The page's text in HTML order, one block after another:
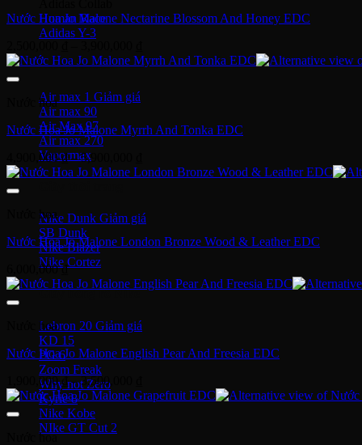
Human Race
Adidas Y-3
Nike Air Max
Air max 1
Air max 90
Air Max 97
Air max 270
Vapormax
Nike Dunk
SB Dunk
Nike Blazer
Nike Cortez
Giày bóng rổ Nike
Lebron 20
KD 15
PG 6
Zoom Freak
Why not Zero
Kyrie 8
Nike Kobe
NIke GT Cut 2
Nước Hoa Jo Malone Nectarine Blossom And Honey EDC
giá:
Nước hoa
Nước Hoa Jo Malone Myrrh And Tonka EDC
4,900,000₫ – 5,900,000
giá:
đến
Nước hoa
Nước Hoa Jo Malone London Bronze Wood & Leather EDC
6,000,000₫
Nước hoa
Nước Hoa Jo Malone English Pear And Freesia EDC
1,900,000₫ – 3,500,000
giá:
Nước hoa